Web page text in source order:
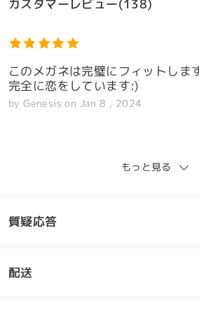
カスタマーレビュー(138)
このメガネは完璧にフィットしま
完全に恋をしています:)
by Genesis on Jan 8 , 2024
良く、思ったより早く届きました
文します
もっと見る
質疑応答
フレームについてご質問がある場合は、
配送